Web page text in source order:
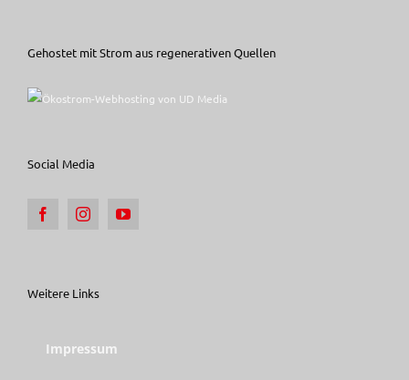
Gehostet mit Strom aus regenerativen Quellen
Social Media
Weitere Links
Impressum